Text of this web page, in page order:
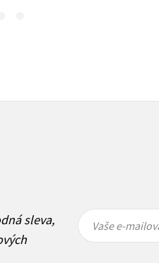
sleva,
mailová
mailová
Vaše e-